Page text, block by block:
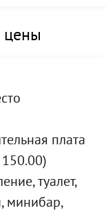
цены
плата
туалет,
минибар,